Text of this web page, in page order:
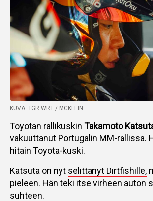
KUVA: TGR WRT / MCKLEIN
Toyotan rallikuskin Takamoto
vakuuttanut Portugalin MM-rallissa.
hitain Toyota-kuski.
Katsuta on nyt selittänyt Dirtfishille,
pieleen. Hän teki itse virheen auton
suhteen.